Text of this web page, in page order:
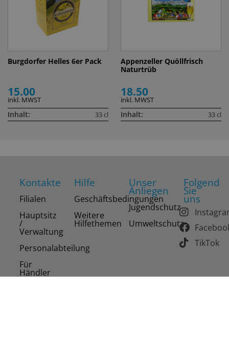
Burgdorfer Helles 6er Pack
15.00
inkl. MWST
Inhalt: 33 cl
Appenzeller Quöllfrisch
Naturtrüb
18.50
inkl. MWST
Inhalt: 33 cl
Kontakte
Filialen
Hauptsitz
/
Verwaltung
Personalabteilung
Für
Händler
Hilfe
Geschäftsbedingungen
Weitere
Hilfethemen
Unser
Anliegen
Jugendschutz
Umweltschutz
Folgend
Sie
uns
TikTok